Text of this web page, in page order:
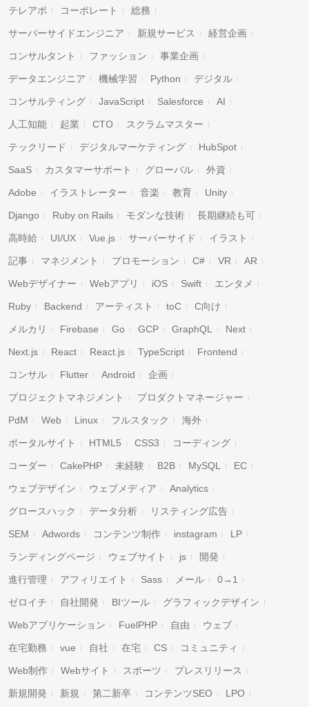
テレアポ コーポレート 総務
サーバーサイドエンジニア 新規サービス 経営企画
コンサルタント ファッション 事業企画
データエンジニア 機械学習 Python デジタル
コンサルティング JavaScript Salesforce AI
人工知能 起業 CTO スクラムマスター
テックリード デジタルマーケティング HubSpot
SaaS カスタマーサポート グローバル 外資
Adobe イラストレーター 音楽 教育 Unity
Django Ruby on Rails モダンな技術 長期継続も可
高時給 UI/UX Vue.js サーバーサイド イラスト
記事 マネジメント プロモーション C# VR AR
Webデザイナー Webアプリ iOS Swift エンタメ
Ruby Backend アーティスト toC C向け
メルカリ Firebase Go GCP GraphQL Next
Next.js React React.js TypeScript Frontend
コンサル Flutter Android 企画
プロジェクトマネジメント プロダクトマネージャー
PdM Web Linux フルスタック 海外
ポータルサイト HTML5 CSS3 コーディング
コーダー CakePHP 未経験 B2B MySQL EC
ウェブデザイン ウェブメディア Analytics
グロースハック データ分析 リスティング広告
SEM Adwords コンテンツ制作 instagram LP
ランディングページ ウェブサイト js 開発
進行管理 アフィリエイト Sass メール 0→1
ゼロイチ 自社開発 BIツール グラフィックデザイン
Webアプリケーション FuelPHP 自由 ウェブ
在宅勤務 vue 自社 在宅 CS コミュニティ
Web制作 Webサイト スポーツ プレスリリース
新規開発 新規 第二新卒 コンテンツSEO LPO